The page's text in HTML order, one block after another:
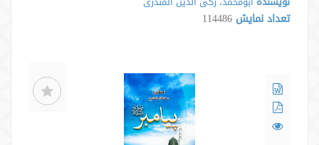
تعداد نمایش 114486